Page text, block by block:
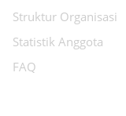
Struktur Organisasi
Statistik Anggota
FAQ